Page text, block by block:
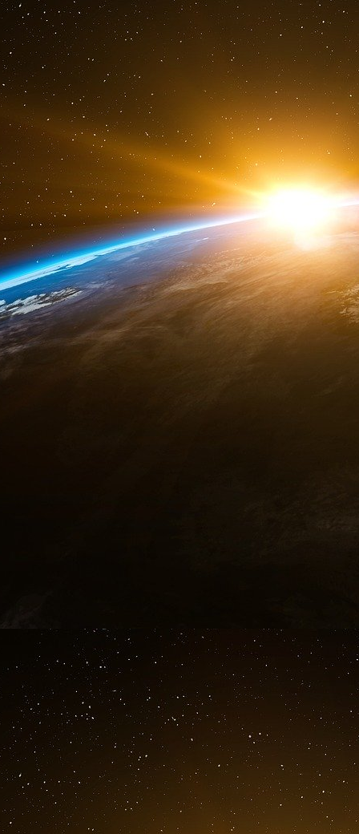
Les articles 67 et 68 de la Constitution
République n’est pas responsable des actes
destitué qu’en cas de manquement à ses
l’exercice de son mandat. La destitution
Haute Cour ».
Destitué, le président redevient un citoyen
dans les conditions du droit commun.
C’est de cette manière que Macron a maté
condamnation de Nicolas Sarkozy, qui a dû
Normalement, c’est le gouvernement
Parlement, et Bayrou en a fait les frais en
Pour Macron, son irresponsabilité doit
opposition s’accordent sur l’impossibilité
fonctions.
Si Macron a maté les manifestants, il a
pour obtenir une obéissance totale envers ses
Charlie Kirk a été assassiné lors d’une
conservateur et cofondateur de Turning
l’université d’Utah Valley lorsqu’il a été
Dans les rangs du président Trump, c’est la
ses conférences avec pour stratégie la
jeunes Américains sur la nécessité de
droit d’exprimer son opinion.
L’expression libre est une arme
mouvement mondialiste aux Etats Unis.
Donald Trump avait exprimé cette priorité